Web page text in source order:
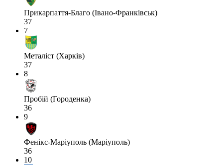
Прикарпаття-Благо (Івано-Франківськ)
37
7
Металіст (Харків)
37
8
Пробій (Городенка)
36
9
Фенікс-Маріуполь (Маріуполь)
36
10